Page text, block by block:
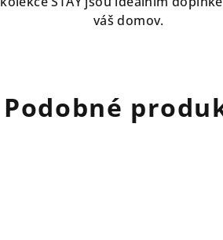
váš domov.
Podobné